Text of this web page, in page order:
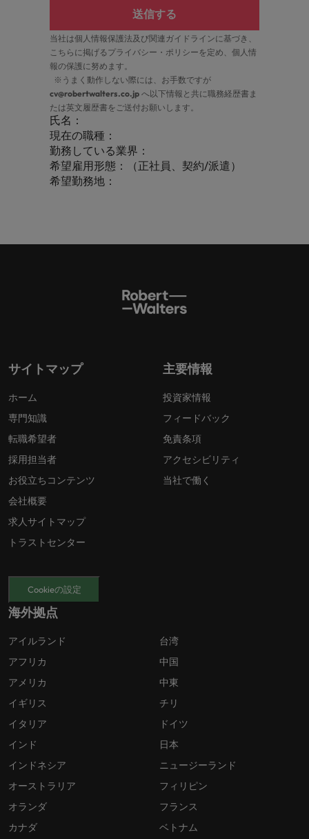
送信する
当社は個人情報保護法及び関連ガイドラインに基づき、
こちら に掲げるプライバシー・ポリシーを定め、個人情
報の保護に努めます。
※うまく動作しない際には、お手数ですが
cv@robertwalters.co.jp へ以下情報と共に職務経歴書ま
たは英文履歴書をご送付お願いします。
氏名：
現在の職種：
勤務している業界：
希望雇用形態：（正社員、契約/派遣）
希望勤務地：
サイトマップ
ホーム
専門知識
転職希望者
採用担当者
お役立ちコンテンツ
会社概要
求人サイトマップ
トラストセンター
主要情報
投資家情報
フィードバック
免責条項
アクセシビリティ
当社で働く
Cookieの設定
海外拠点
アイルランド
アフリカ
アメリカ
イギリス
イタリア
インド
インドネシア
オーストラリア
オランダ
カナダ
台湾
中国
中東
チリ
ドイツ
日本
ニュージーランド
フィリピン
フランス
ベトナム